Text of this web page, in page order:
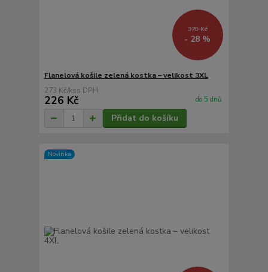
378 Kč
- 28 %
Flanelová košile zelená kostka – velikost 3XL
273 Kč/ks
226 Kč do 5 dnů
Přidat do košíku
Novinka